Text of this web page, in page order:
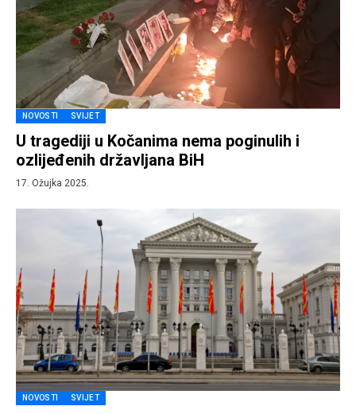
NOVOSTI SVIJET
U tragediji u Kočanima nema poginulih i
ozlijeđenih državljana BiH
17. Ožujka 2025.
NOVOSTI SVIJET